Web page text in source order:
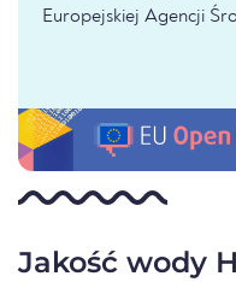
Europejskiej Agencji
Jakość wody